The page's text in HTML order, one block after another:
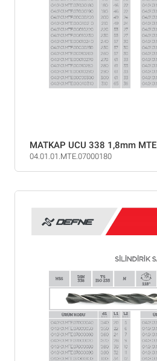
MATKAP UCU 338 1,8mm MTE
04.01.01.MTE.07000180